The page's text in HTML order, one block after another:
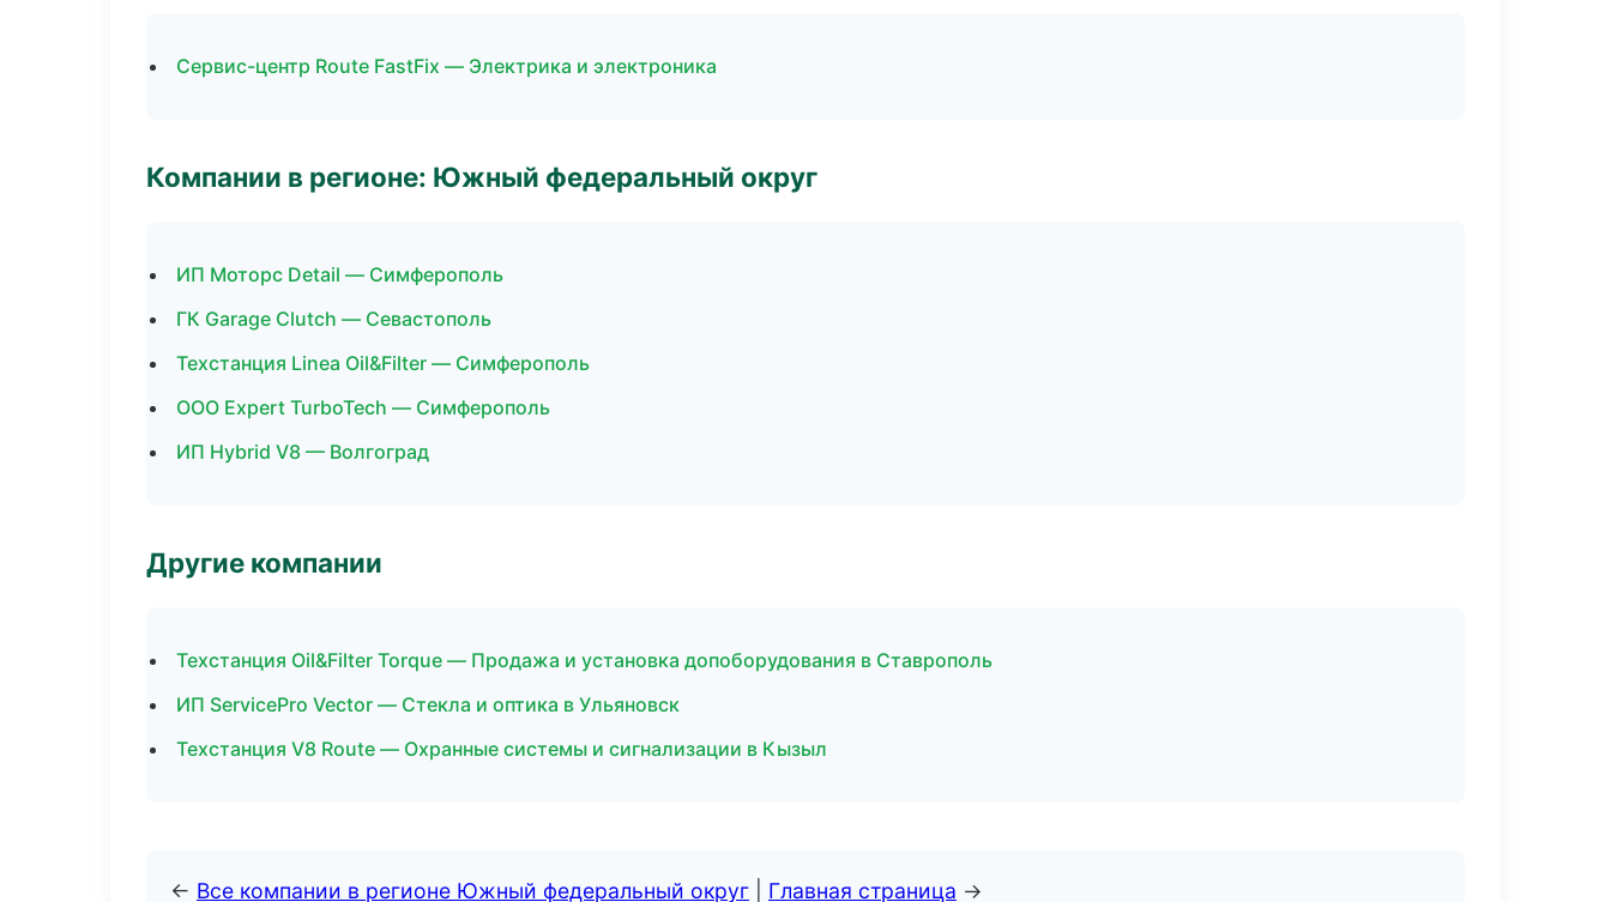
Сервис-центр Route FastFix — Электрика и электроника
Компании в регионе: Южный федеральный округ
ИП Моторс Detail — Симферополь
ГК Garage Clutch — Севастополь
Техстанция Linea Oil&Filter — Симферополь
ООО Expert TurboTech — Симферополь
ИП Hybrid V8 — Волгоград
Другие компании
Техстанция Oil&Filter Torque — Продажа и установка допоборудования в Ставрополь
ИП ServicePro Vector — Стекла и оптика в Ульяновск
Техстанция V8 Route — Охранные системы и сигнализации в Кызыл
← Все компании в регионе Южный федеральный округ Главная страница →